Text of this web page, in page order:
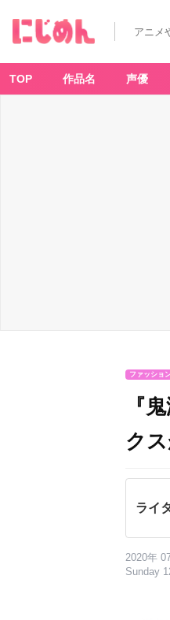
アニメ
TOP 作品名 声優
ファッショ
『
ク
ライ
2020年
Sunday